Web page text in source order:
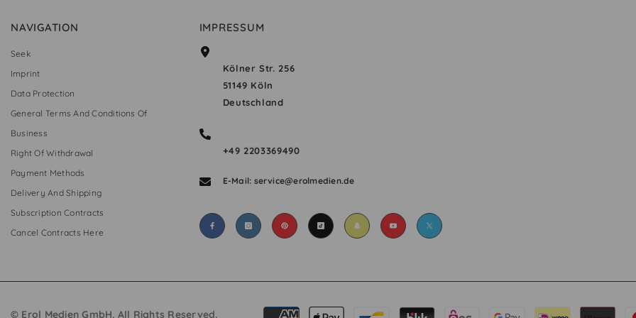
NAVIGATION
Seek
Imprint
Data Protection
General Terms And Conditions Of
Business
Right Of Withdrawal
Payment Methods
Delivery And Shipping
Subscription Contracts
Cancel Contracts Here
IMPRESSUM
Kölner Str. 256
51149 Köln
Deutschland
+49 2203369490
E-Mail: service@erolmedien.de
© Erol Medien GmbH. All Rights Reserved.